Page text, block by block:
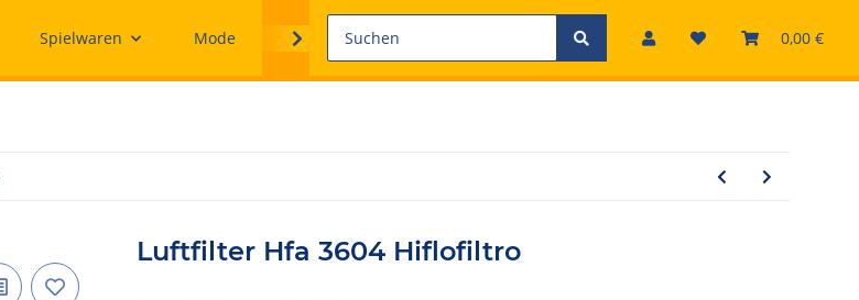
0,00 €
Spielwaren Mode Ersatzteile
Luftfilter Hfa 3604 Hiflofiltro